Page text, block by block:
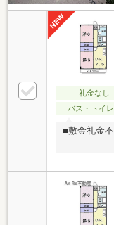
礼金なし
バス・トイレ
■敷金礼金